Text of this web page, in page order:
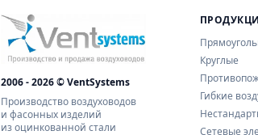
2006 - 2026 © VentSystems
Производство воздуховодов
и фасонных изделий
из оцинкованной стали
Круглые
Гибкие
Сетевые